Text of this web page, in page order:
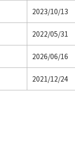
2023/10/13
2022/05/31
2026/06/16
2021/12/24